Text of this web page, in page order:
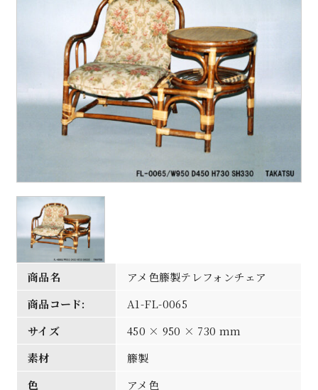
商品名
アメ色籐製テレフォンチェア
商品コード:
A1-FL-0065
サイズ
450 × 950 × 730 mm
素材
籐製
色
アメ色